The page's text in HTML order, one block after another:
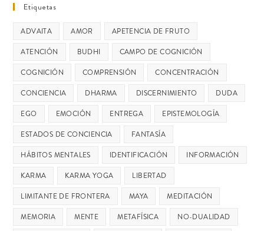
Etiquetas
ADVAITA AMOR
APETENCIA DE FRUTO
ATENCIÓN
BUDHI
CAMPO DE COGNICIÓN
COGNICIÓN
COMPRENSIÓN
CONCENTRACIÓN
CONCIENCIA
DHARMA DISCERNIMIENTO
DUDA
EGO
EMOCIÓN ENTREGA
EPISTEMOLOGÍA
ESTADOS DE CONCIENCIA
FANTASÍA
HÁBITOS MENTALES
IDENTIFICACIÓN
INFORMACIÓN
KARMA
KARMA YOGA
LIBERTAD
LIMITANTE DE FRONTERA
MAYA
MEDITACIÓN
MEMORIA
MENTE METAFÍSICA
NO-DUALIDAD